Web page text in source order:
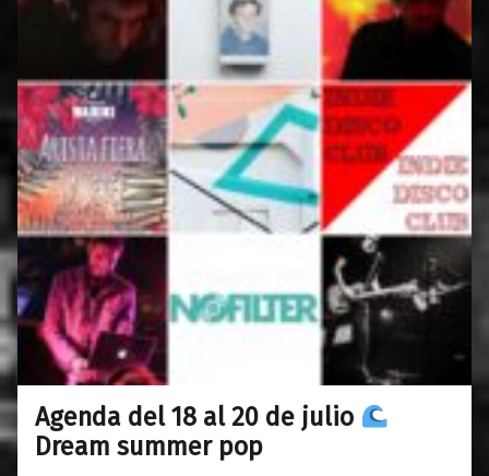
Agenda del 18 al 20 de julio
Dream summer pop
16/07/2019
0
Maravillas